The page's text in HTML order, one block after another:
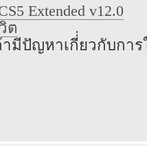
Extended v12.0
ต
ามีปัญหาเกี่่ยวกับกา